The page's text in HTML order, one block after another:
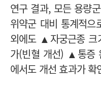
연구 결과, 모든 용량
위약군 대비 통계적
외에도 ▲자궁근종
가(빈혈 개선) ▲통증
에서도 개선 효과가 확